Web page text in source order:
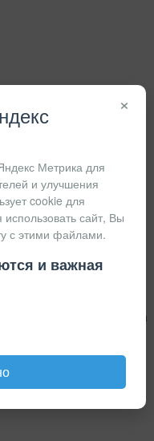
КОНСТРУКЦИОННЫЙ
×
Метрика для
и улучшения
cookie для
сайт, Вы
с этими файлами.
и важная